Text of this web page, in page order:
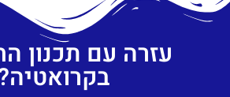
עזרה עם תכנון